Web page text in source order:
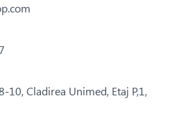
10, Cladirea Unimed, Etaj P,1,